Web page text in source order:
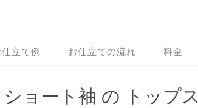
仕立て例 お仕立ての流れ 料金
ョート袖 の トップス